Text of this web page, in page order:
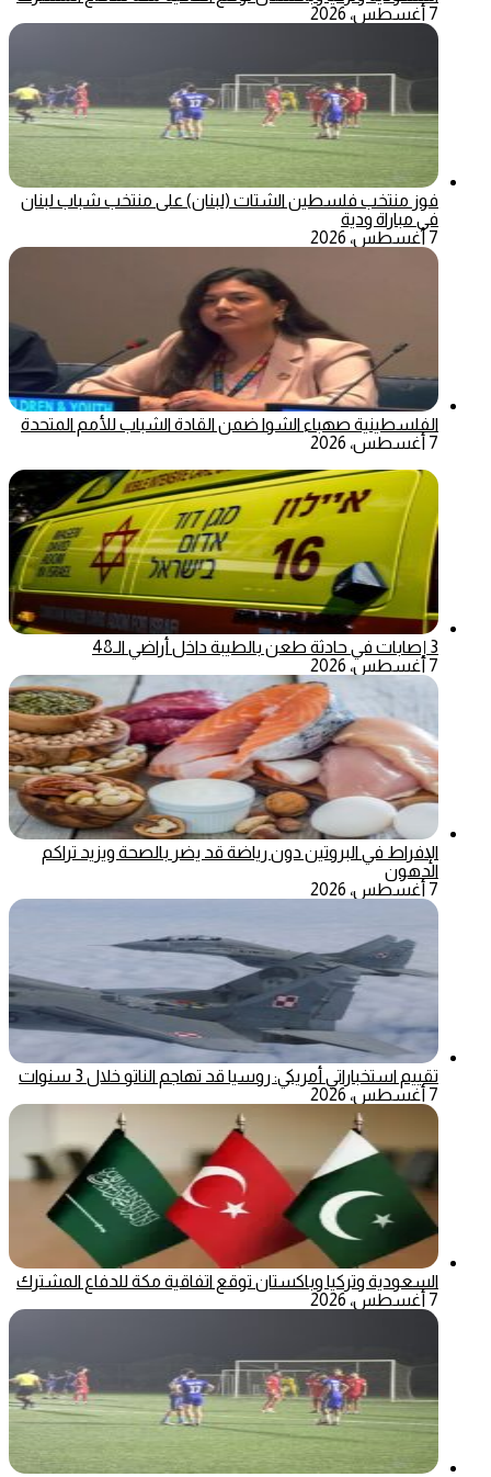
7 أغسطس، 2026
فوز منتخب فلسطين الشتات (لبنان) على منتخب شباب لبنان
في مباراة ودية
7 أغسطس، 2026
الفلسطينية صهباء الشوا ضمن القادة الشباب للأمم المتحدة
7 أغسطس، 2026
3 إصابات في حادثة طعن بالطيبة داخل أراضي الـ48
7 أغسطس، 2026
الإفراط في البروتين دون رياضة قد يضر بالصحة ويزيد تراكم
الدهون
7 أغسطس، 2026
تقييم استخباراتي أمريكي: روسيا قد تهاجم الناتو خلال 3 سنوات
7 أغسطس، 2026
السعودية وتركيا وباكستان توقع اتفاقية مكة للدفاع المشترك
7 أغسطس، 2026